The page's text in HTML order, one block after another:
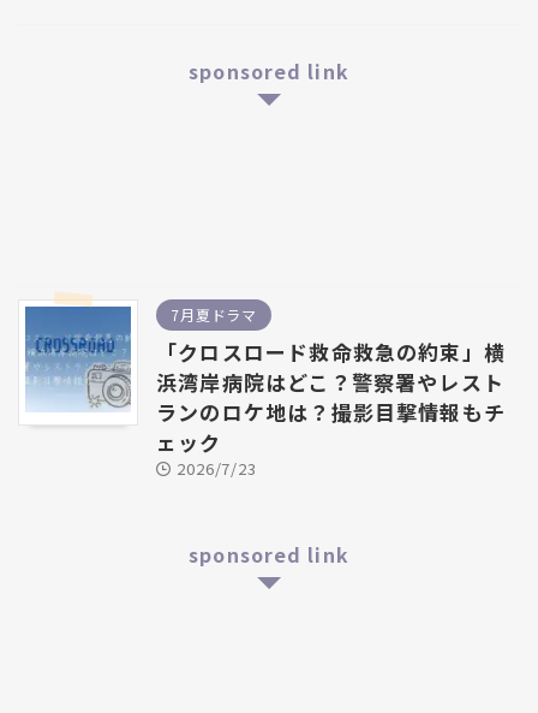
sponsored link
7月夏ドラマ
「クロスロード救命救急の約束」横
浜湾岸病院はどこ？警察署やレスト
ランのロケ地は？撮影目撃情報もチ
ェック
2026/7/23
sponsored link